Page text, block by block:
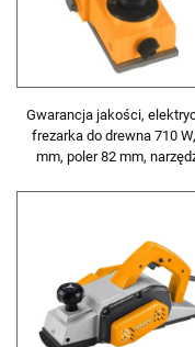
Gwarancja jakości,
frezarka do drewna 710
mm, poler 82 mm,